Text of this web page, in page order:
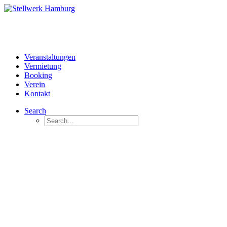
Veranstaltungen
Vermietung
Booking
Verein
Kontakt
Search